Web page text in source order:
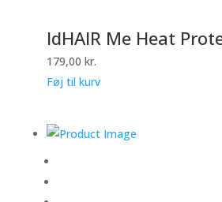
IdHAIR Me Heat
179,00 kr.
Føj til kurv